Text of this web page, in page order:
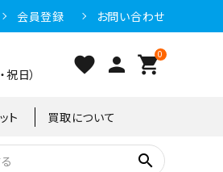
会員登録 お問い合わせ
日） favorite person 0
shopping_cart
ト 買取について
search